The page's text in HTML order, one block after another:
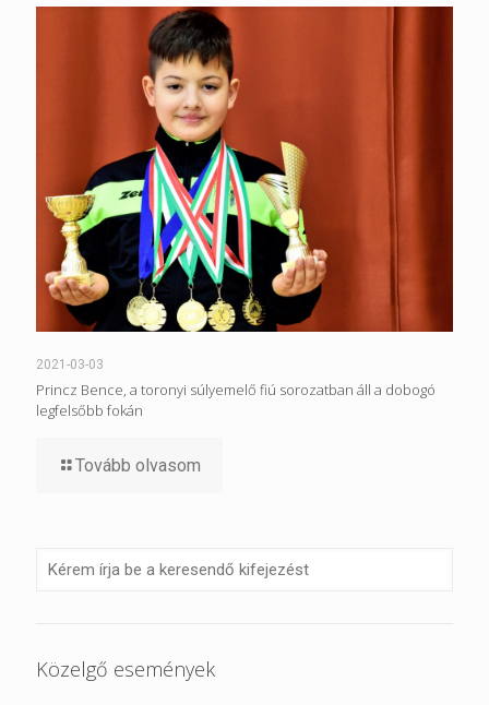
2021-03-03
Princz Bence, a toronyi súlyemelő fiú sorozatban áll a dobogó
legfelsőbb fokán
Tovább olvasom
Közelgő események